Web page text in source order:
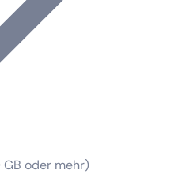
oder mehr)